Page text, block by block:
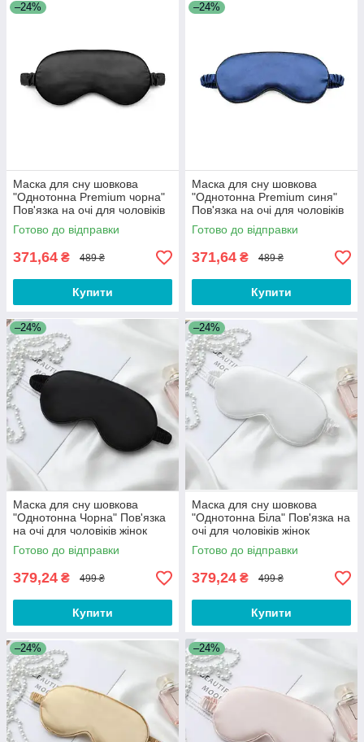
–24%
Маска для сну шовкова
"Однотонна Premium чорна"
Пов'язка на очі для чоловіків
жінок
Готово до відправки
371,64 ₴ 489 ₴
Купити
–24%
Маска для сну шовкова
"Однотонна Premium синя"
Пов'язка на очі для чоловіків
жінок
Готово до відправки
371,64 ₴ 489 ₴
Купити
–24%
Маска для сну шовкова
"Однотонна Чорна" Пов'язка
на очі для чоловіків жінок
Готово до відправки
379,24 ₴ 499 ₴
Купити
–24%
Маска для сну шовкова
"Однотонна Біла" Пов'язка на
очі для чоловіків жінок
Готово до відправки
379,24 ₴ 499 ₴
Купити
–24% –24%